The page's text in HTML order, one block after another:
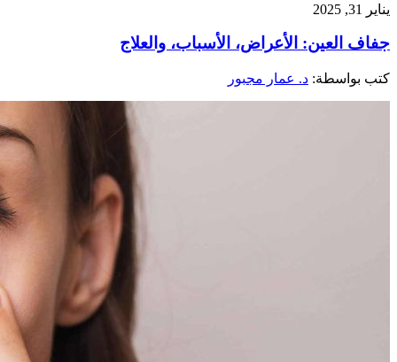
يناير 31, 2025
جفاف العين: الأعراض، الأسباب، والعلاج
كتب بواسطة: د. عمار مجبور